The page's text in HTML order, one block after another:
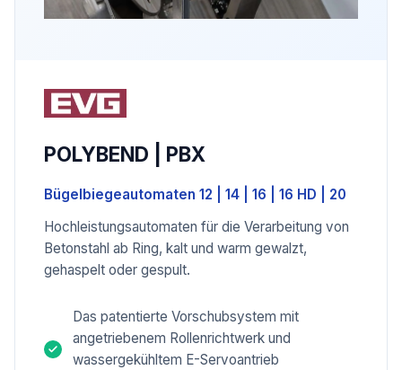
POLYBEND | PBX
Bügelbiegeautomaten 12 | 14 | 16 | 16 HD | 20
Hochleistungsautomaten für die Verarbeitung von
Betonstahl ab Ring, kalt und warm gewalzt,
gehaspelt oder gespult.
Das patentierte Vorschubsystem mit
angetriebenem Rollenrichtwerk und
wassergekühltem E-Servoantrieb